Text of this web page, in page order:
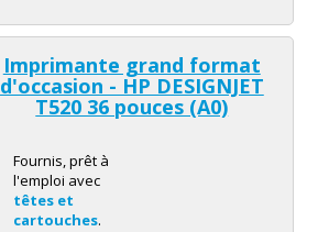
Imprimante grand format
d'occasion - HP DESIGNJET
T520 36 pouces (A0)
Fournis, prêt à
l'emploi avec
têtes et
cartouches.